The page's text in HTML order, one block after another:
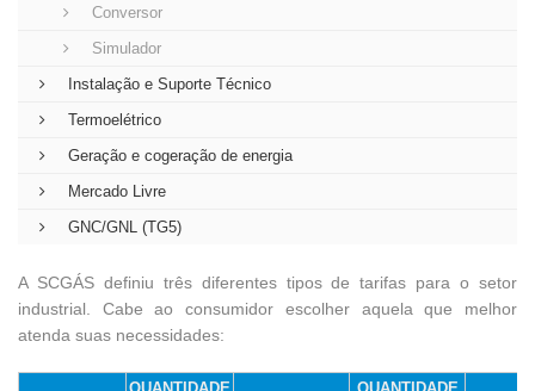
Conversor
Simulador
Instalação e Suporte Técnico
Termoelétrico
Geração e cogeração de energia
Mercado Livre
GNC/GNL (TG5)
A SCGÁS definiu três diferentes tipos de tarifas para o setor
industrial. Cabe ao consumidor escolher aquela que melhor
atenda suas necessidades: